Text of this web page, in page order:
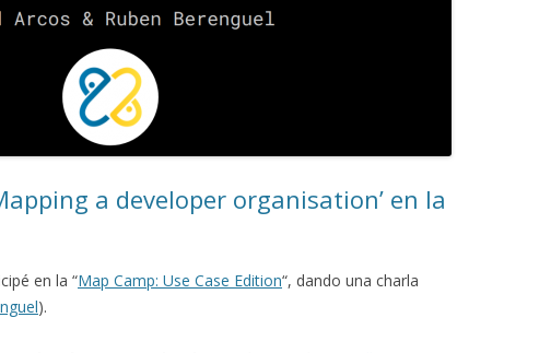
a developer organisation’ en la
en la “Map Camp: Use Case Edition“, dando una charla
).